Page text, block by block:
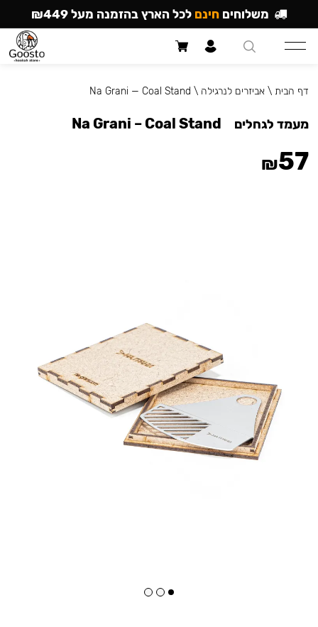
דף הבית \אביזרים לנרגילה \
Na Grani — Coal Stand
מעמד לגחלים Na Grani – Coal Stand
₪57
משלוחים חינם לכל הארץ בהזמנה מעל ₪449